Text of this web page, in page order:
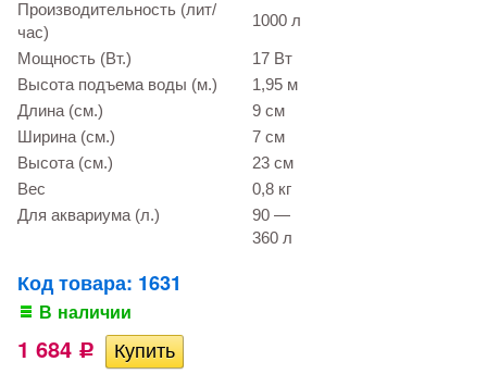
Производительность (лит/
час)
1000 л
Мощность (Вт.)
17 Вт
Высота подъема воды (м.)
1,95 м
Длина (см.)
9 см
Ширина (см.)
7 см
Высота (см.)
23 см
Вес
0,8 кг
Для аквариума (л.)
90 —
360 л
Код товара: 1631
В наличии
1 684 Р